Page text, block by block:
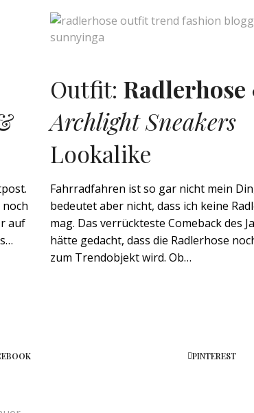
auf
Outfit: Radlerhose
Archlight Sneakers
Lookalike
Fahrradfahren ist so gar nicht mein
bedeutet aber nicht, dass ich keine
mag. Das verrückteste Comeback des
hätte gedacht, dass die Radlerhose
zum Trendobjekt wird. Ob…
PINTEREST